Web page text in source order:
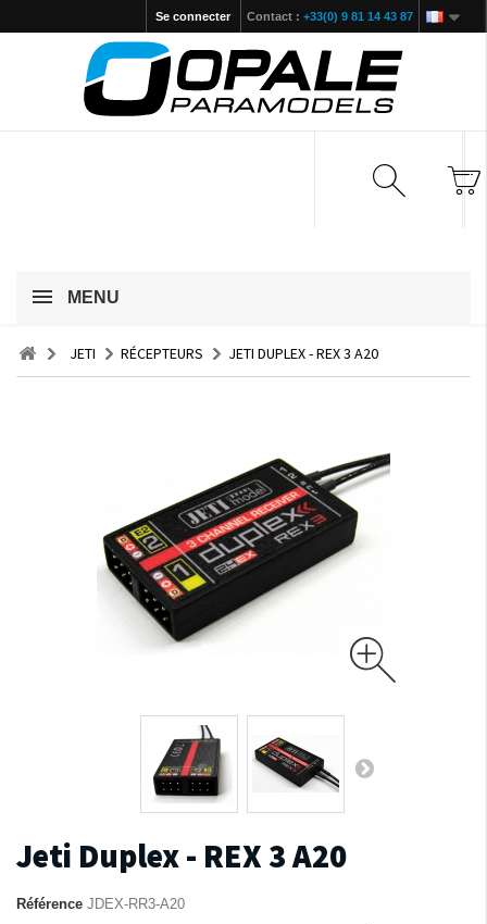
Contact : +33(0) 9 81 14 43 87
Se connecter
MENU
JETI RÉCEPTEURS JETI DUPLEX - REX 3 A20
Jeti Duplex - REX 3 A20
Référence JDEX-RR3-A20